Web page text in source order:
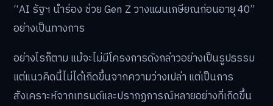
“AI รัฐฯ นำร่อง ช่วย Gen Z วางแผนเกษียณก่อนอายุ 40”
อย่างเป็นทางการ
อย่างไรก็ตาม แม้จะไม่มีโครงการดังกล่าวอย่างเป็นรูปธรรม
แต่แนวคิดนี้ไม่ได้เกิดขึ้นจากความว่างเปล่า แต่เป็นการ
สังเคราะห์จากเทรนด์และปรากฏการณ์หลายอย่างที่เกิดขึ้น